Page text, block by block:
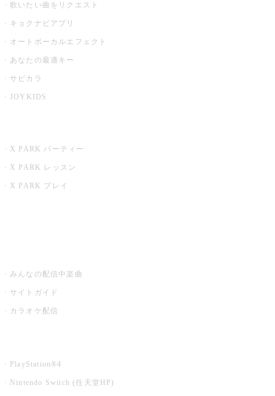
歌いたい曲をリクエスト
キョクナビアプリ
オートボーカルエフェクト
あなたの最適キー
サビカラ
JOYKIDS
X PARK パーティー
X PARK レッスン
X PARK プレイ
みんなの配信中楽曲
サイトガイド
カラオケ配信
PlayStation®4
Nintendo Switch (任天堂HP)